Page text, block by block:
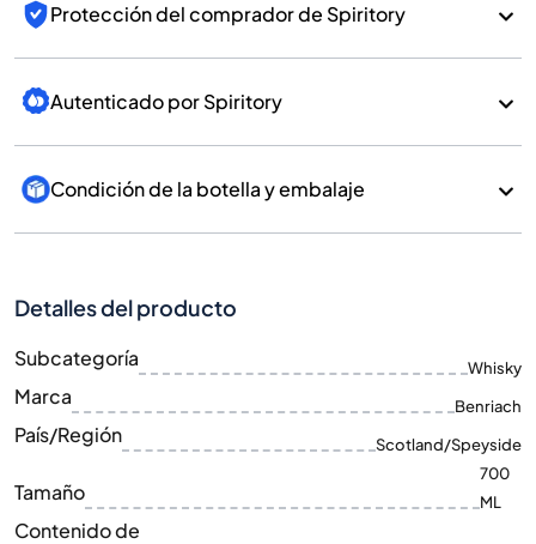
Protección del comprador de Spiritory
Autenticado por Spiritory
Condición de la botella y embalaje
Detalles del producto
Subcategoría Whisky
Marca Benriach
País/Región Scotland/Speyside
Tamaño
700
ML
Contenido de